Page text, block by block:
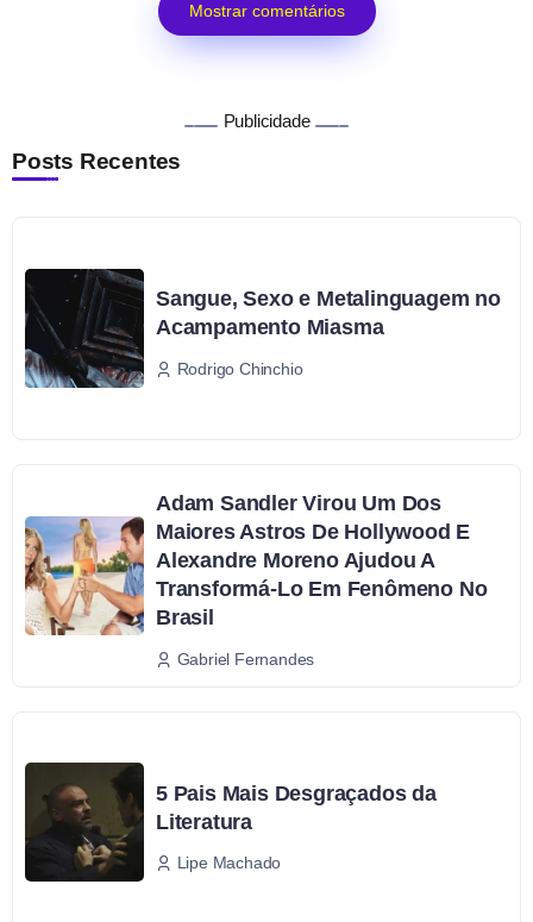
Mostrar comentários
Publicidade
Posts Recentes
Sangue, Sexo e Metalinguagem no
Acampamento Miasma
Rodrigo Chinchio
Adam Sandler Virou Um Dos
Maiores Astros De Hollywood E
Alexandre Moreno Ajudou A
Transformá-Lo Em Fenômeno No
Brasil
Gabriel Fernandes
5 Pais Mais Desgraçados da
Literatura
Lipe Machado